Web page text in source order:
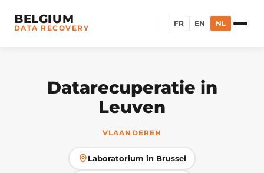
BELGIUM
DATA RECOVERY FR EN NL
Datarecuperatie in
Leuven
VLAANDEREN
Laboratorium in Brussel